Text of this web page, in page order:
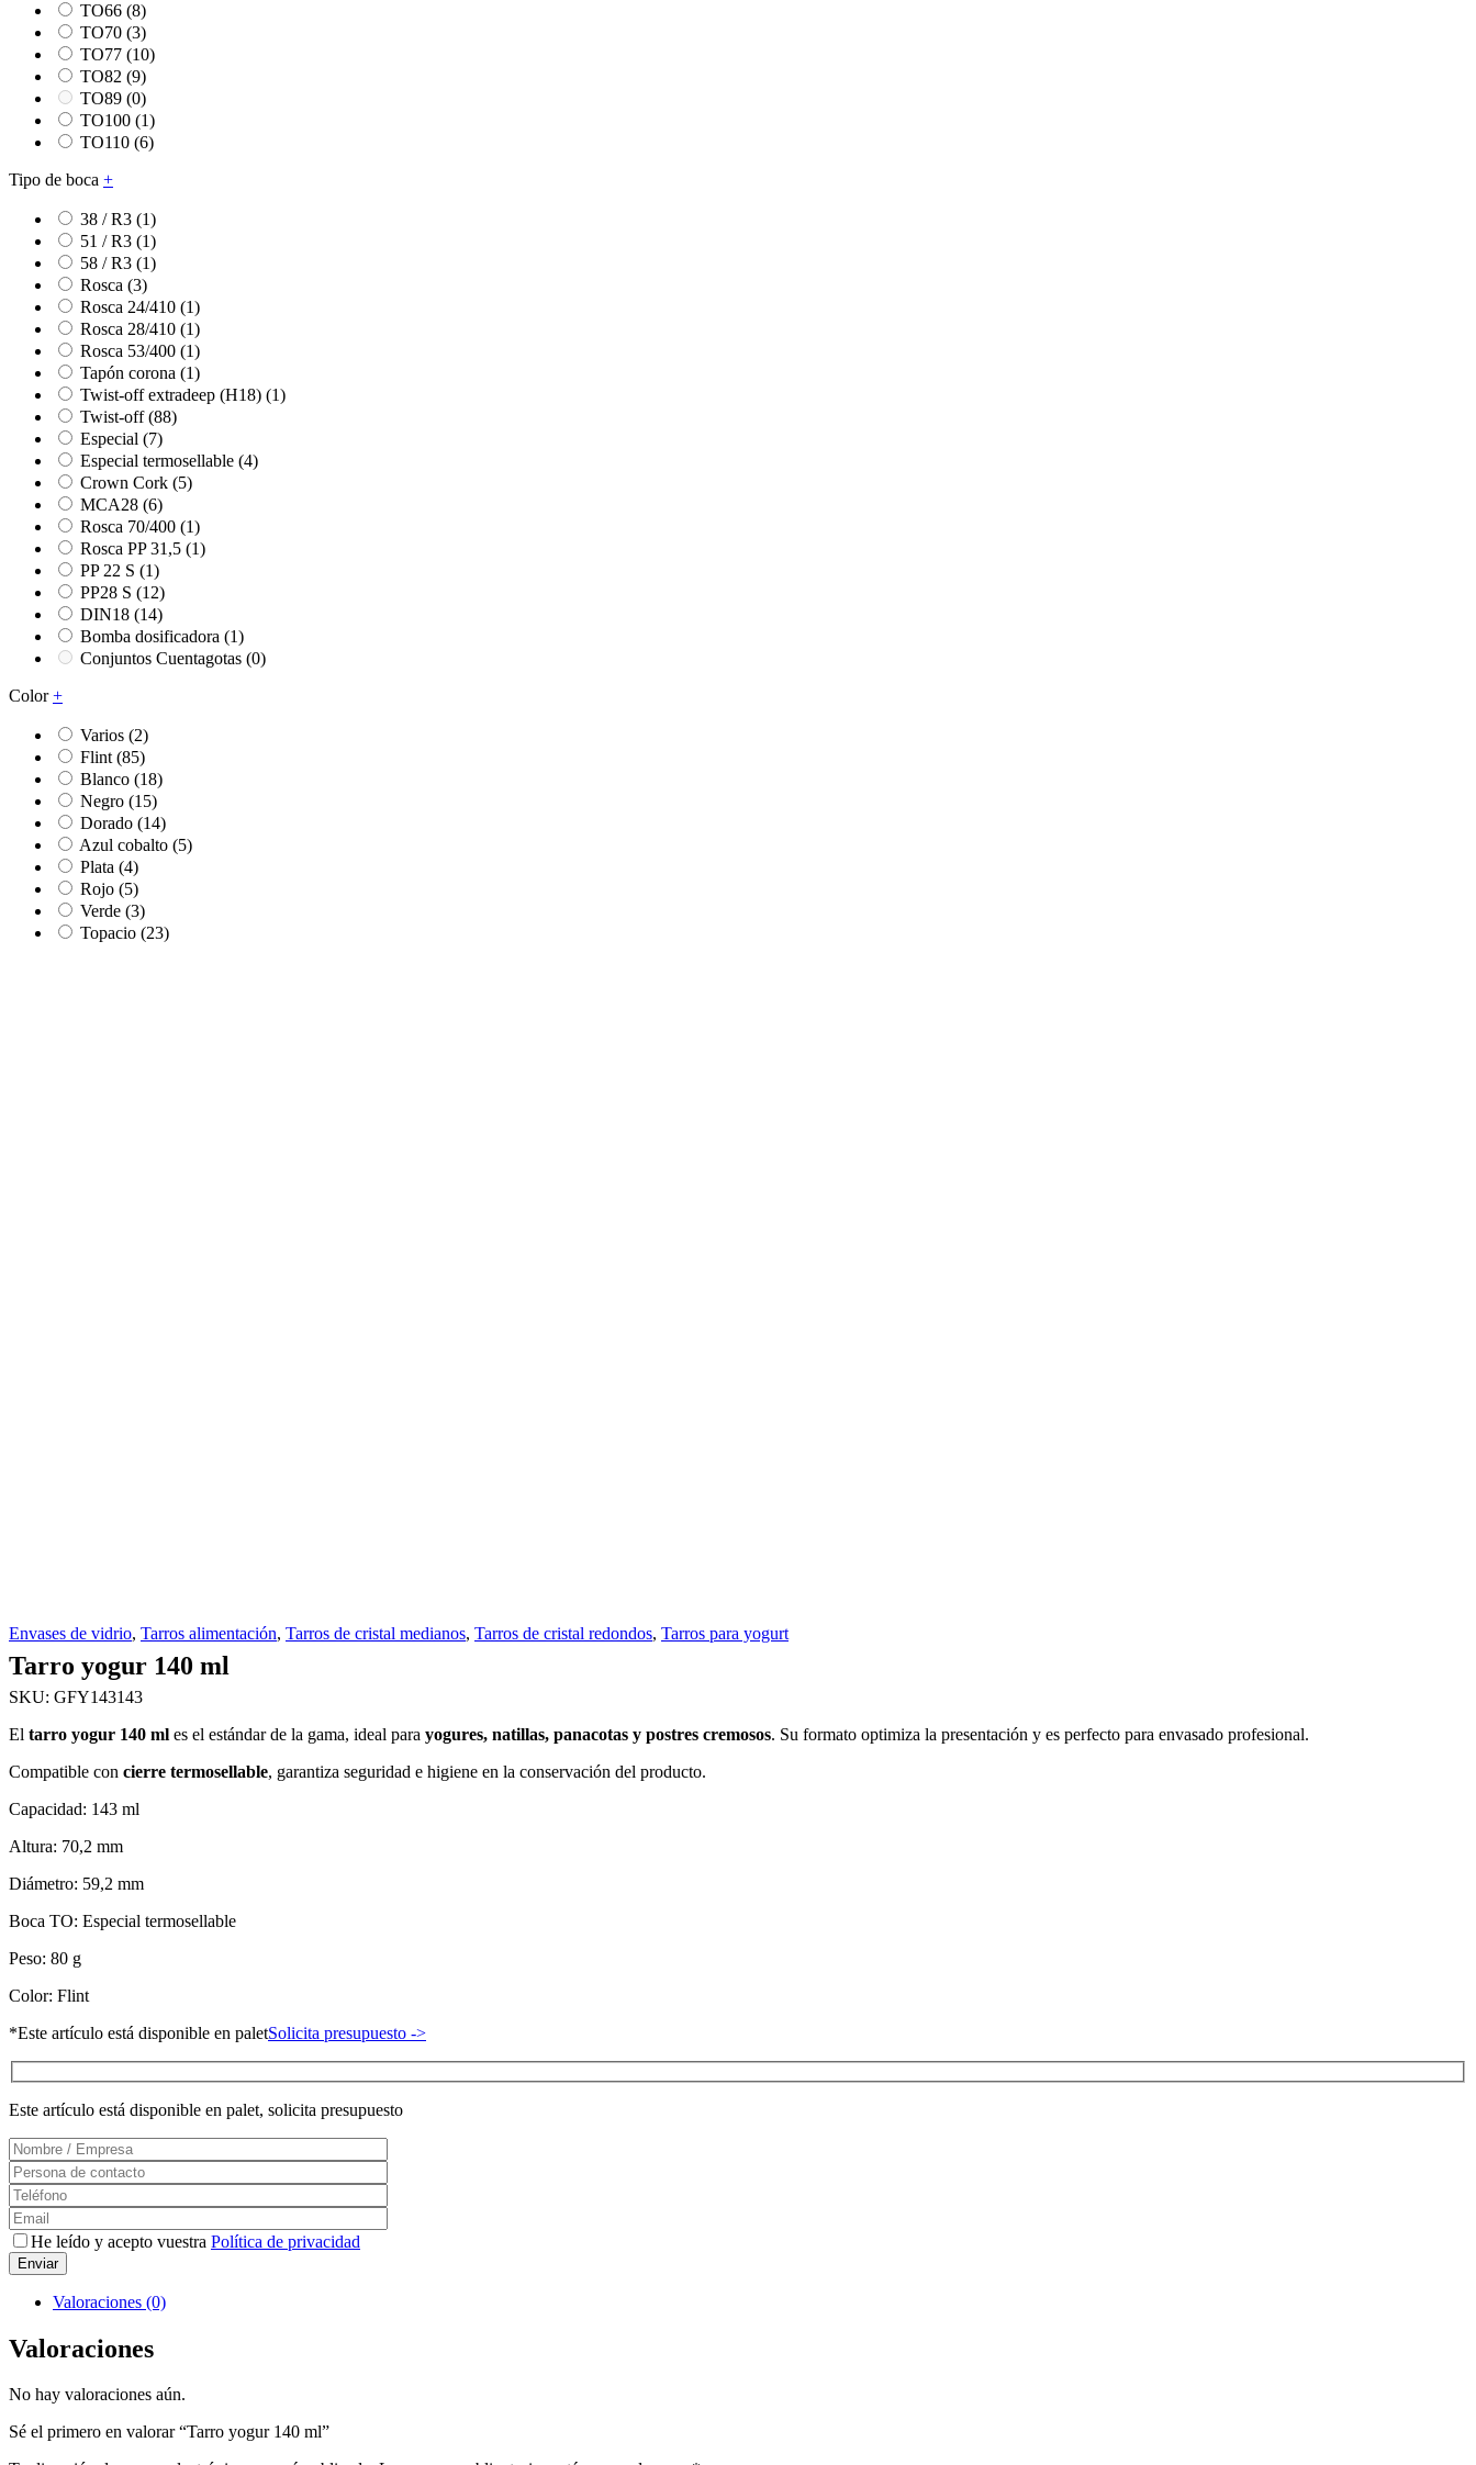
TO66 (8)
TO70 (3)
TO77 (10)
TO82 (9)
TO89 (0)
TO100 (1)
TO110 (6)
Tipo de boca +
38 / R3 (1)
51 / R3 (1)
58 / R3 (1)
Rosca (3)
Rosca 24/410 (1)
Rosca 28/410 (1)
Rosca 53/400 (1)
Tapón corona (1)
Twist-off extradeep (H18) (1)
Twist-off(88)
Especial (7)
Especial termosellable (4)
Crown Cork (5)
MCA28 (6)
Rosca 70/400 (1)
Rosca PP 31,5 (1)
PP 22 S (1)
PP28 S (12)
DIN18 (14)
Bomba dosificadora (1)
Conjuntos Cuentagotas (0)
Color+
Varios (2)
Flint (85)
Blanco (18)
Negro (15)
Dorado (14)
Azul cobalto (5)
Plata (4)
Rojo (5)
Verde (3)
Topacio (23)
Envases de vidrio, Tarros alimentación, Tarros de cristal medianos, Tarros de cristal redondos, Tarros para yogurt
Tarro yogur 140 ml
SKU: GFY143143
El tarro yogur 140 ml es el estándar de la gama, ideal para yogures, natillas, panacotas y postres cremosos. Su formato optimiza la presentación y es perfecto para envasado profesional.
Compatible con cierre termosellable, garantiza seguridad e higiene en la conservación del producto.
Capacidad: 143 ml
Altura: 70,2 mm
Diámetro: 59,2 mm
Boca TO: Especial termosellable
Peso: 80 g
Color: Flint
*Este artículo está disponible en paletSolicita presupuesto ->
Este artículo está disponible en palet, solicita presupuesto
He leído y acepto vuestra Política de privacidad
Valoraciones (0)
Valoraciones
No hay valoraciones aún.
Sé el primero en valorar “Tarro yogur 140 ml”